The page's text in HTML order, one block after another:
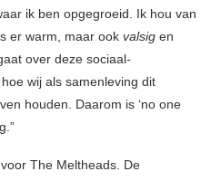
ik ben opgegroeid. Ik hou van
er warm, maar ook valsig en
over deze sociaal-
wij als samenleving dit
houden. Daarom is ‘no one
The Meltheads. De